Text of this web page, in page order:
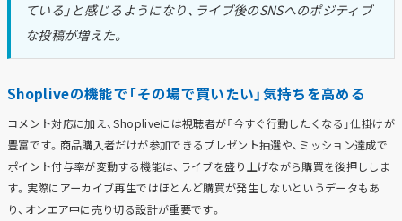
ている」と感じるようになり、ライブ後のSNSへのポジティブ
な投稿が増えた。
Shopliveの機能で「その場で買いたい」気持ちを高める
コメント対応に加え、Shopliveには視聴者が「今すぐ行動したくなる」仕掛けが
豊富です。商品購入者だけが参加できるプレゼント抽選や、ミッション達成で
ポイント付与率が変動する機能は、ライブを盛り上げながら購買を後押ししま
す。実際にアーカイブ再生ではほとんど購買が発生しないというデータもあ
り、オンエア中に売り切る設計が重要です。